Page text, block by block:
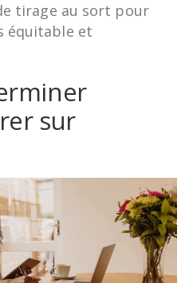
tirage au sort pour
équitable et
sur